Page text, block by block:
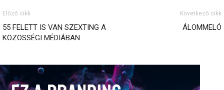
Előző cikk
55 FELETT IS VAN SZEXTING A
KÖZÖSSÉGI MÉDIÁBAN
Következő cikk
ÁLOMMELÓ